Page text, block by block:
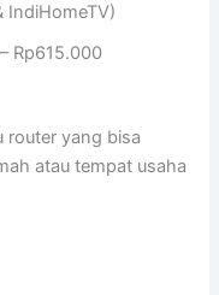
IndiHomeTV)
– Rp615.000
router yang bisa
atau tempat usaha